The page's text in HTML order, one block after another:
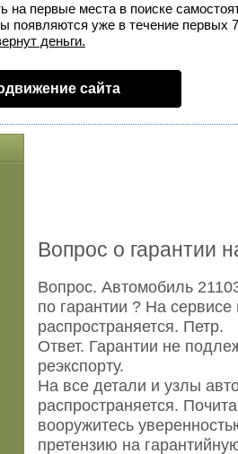
на первые места в поиске
появляются уже в течение первых
деньги.
сайта
Вопрос о гарантии
Вопрос. Автомобиль
по гарантии ? На сервисе
распространяется. Петр.
Ответ. Гарантии не
реэкспорту.
На все детали и узлы
распространяется.
вооружитесь
претензию на